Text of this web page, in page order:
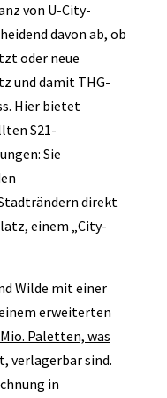
von U-City-
davon ab, ob
oder neue
und damit THG-
Hier bietet
S21-
Sie
direkt
einem „City-
Wilde mit einer
erweiterten
Paletten, was
verlagerbar sind.
in